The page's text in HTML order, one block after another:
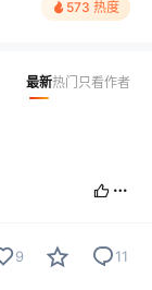
573 热度
最新热门 只看作者
打给你！
9 11